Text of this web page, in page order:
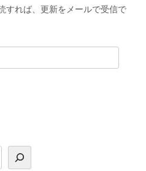
すれば、更新をメールで受信で